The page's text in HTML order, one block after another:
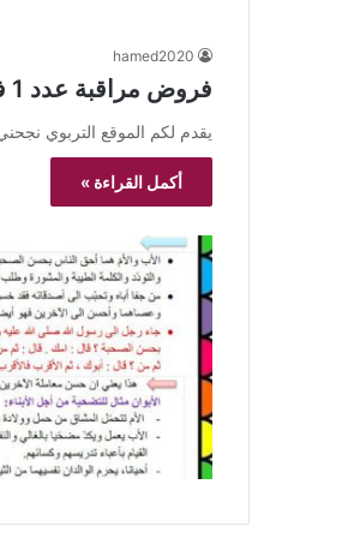
hamed2020
فروض مراقبة عدد 1 في التربية الإسلامية 7 أساسي
يقدم لكم الموقع التربوي نجحني فروض مراقبة عدد 1 في التربية
أكمل القراءة »